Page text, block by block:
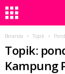
Beranda Topik
Topik:
Kampung